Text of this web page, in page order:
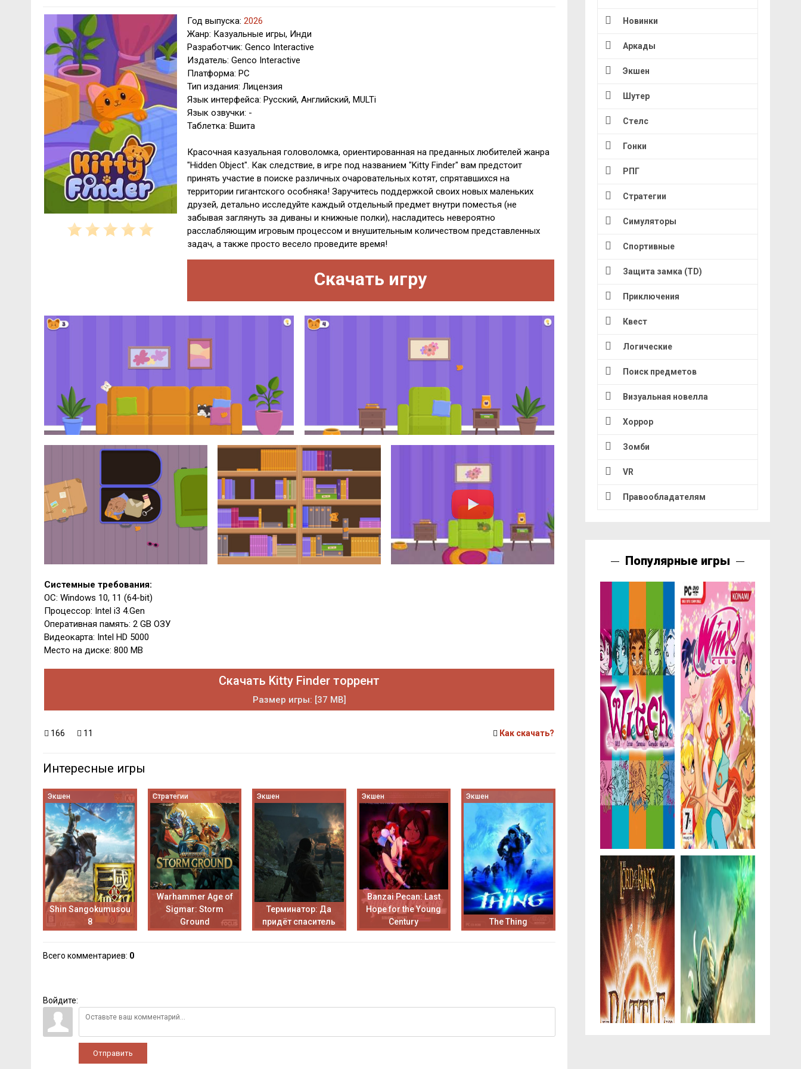
Год выпуска: 2026
Жанр: Казуальные игры, Инди
Разработчик: Genco Interactive
Издатель: Genco Interactive
Платформа: PC
Тип издания: Лицензия
Язык интерфейса: Русский, Английский, MULTi
Язык озвучки: -
Таблетка: Вшита
Красочная казуальная головоломка, ориентированная на преданных любителей жанра
"Hidden Object". Как следствие, в игре под названием "Kitty Finder" вам предстоит
принять участие в поиске различных очаровательных котят, спрятавшихся на
территории гигантского особняка! Заручитесь поддержкой своих новых маленьких
друзей, детально исследуйте каждый отдельный предмет внутри поместья (не
забывая заглянуть за диваны и книжные полки), насладитесь невероятно
расслабляющим игровым процессом и внушительным количеством представленных
задач, а также просто весело проведите время!
Скачать игру
Системные требования:
ОС: Windows 10, 11 (64-bit)
Процессор: Intel i3 4.Gen
Оперативная память: 2 GB ОЗУ
Видеокарта: Intel HD 5000
Место на диске: 800 MB
Скачать Kitty Finder торрент
Размер игры: [37 MB]
166 11 Как скачать?
Интересные игры
Экшен
Shin Sangokumusou
8
Стратегии
Warhammer Age of
Sigmar: Storm
Ground
Экшен
Терминатор: Да
придёт спаситель
Экшен
Banzai Pecan: Last
Hope for the Young
Century
Экшен
The Thing
Всего комментариев: 0
Войдите:
Отправить
Новинки
Аркады
Экшен
Шутер
Стелс
Гонки
РПГ
Стратегии
Симуляторы
Спортивные
Защита замка (TD)
Приключения
Квест
Логические
Поиск предметов
Визуальная новелла
Хоррор
Зомби
VR
Правообладателям
Популярные игры